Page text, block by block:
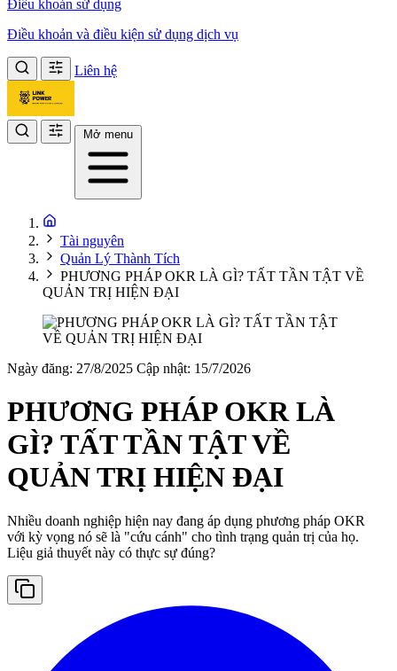
Điều khoản sử dụng
Điều khoản và điều kiện sử dụng dịch vụ
Liên hệ
Mở menu
Tài nguyên
Quản Lý Thành Tích
PHƯƠNG PHÁP OKR LÀ GÌ? TẤT TẦN TẬT VỀ
QUẢN TRỊ HIỆN ĐẠI
Ngày đăng: 27/8/2025 Cập nhật: 15/7/2026
PHƯƠNG PHÁP OKR LÀ
GÌ? TẤT TẦN TẬT VỀ
QUẢN TRỊ HIỆN ĐẠI
Nhiều doanh nghiệp hiện nay đang áp dụng phương pháp OKR
với kỳ vọng nó sẽ là "cứu cánh" cho tình trạng quản trị của họ.
Liệu giả thuyết này có thực sự đúng?